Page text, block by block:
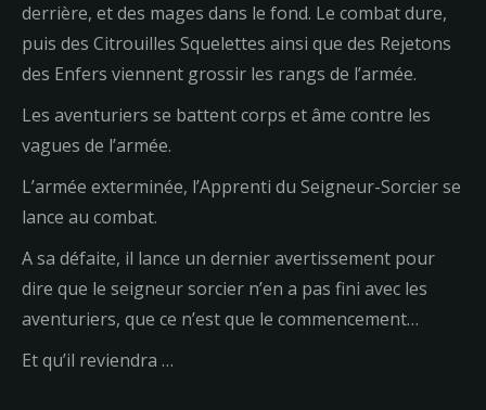
derrière, et des mages dans le fond. Le combat dure,
puis des Citrouilles Squelettes ainsi que des Rejetons
des Enfers viennent grossir les rangs de l’armée.
Les aventuriers se battent corps et âme contre les
vagues de l’armée.
L’armée exterminée, l’Apprenti du Seigneur-Sorcier se
lance au combat.
A sa défaite, il lance un dernier avertissement pour
dire que le seigneur sorcier n’en a pas fini avec les
aventuriers, que ce n’est que le commencement…
Et qu’il reviendra …